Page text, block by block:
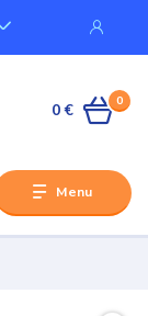
Menu
0
0 €